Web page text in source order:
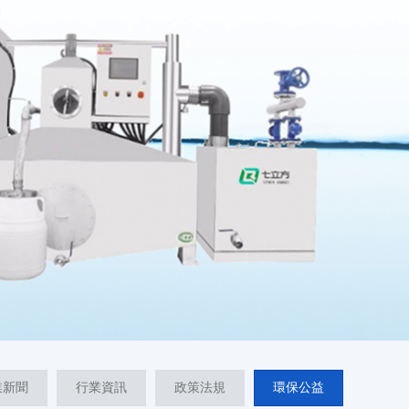
聞 行業資訊 政策法規 環保公益